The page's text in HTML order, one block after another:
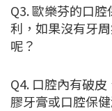
Q3. 歐樂芬的口
利，如果沒有牙
呢？
Q4. 口腔內有破
膠牙膏或口腔保